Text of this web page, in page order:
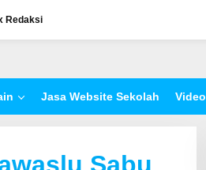
Redaksi
Jasa Website Sekolah Video